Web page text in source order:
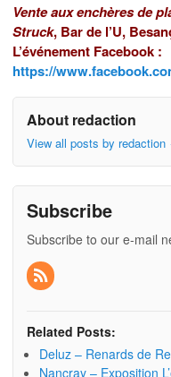
Vente aux enchères de
Struck, Bar de l’U,
L’événement Facebook :
https://
About redaction
View all posts by redaction
Subscribe
Subscribe to our e-mail
Related Posts:
Deluz – Renards de
Nancray – Exposition